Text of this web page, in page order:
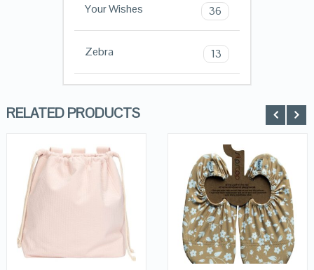
Your Wishes 36
Zebra 13
RELATED PRODUCTS
QUICK LOOK QUICK LOOK
VIEW DETAILS
KOPEN